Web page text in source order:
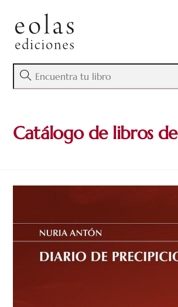
content
Catálogo de libros de